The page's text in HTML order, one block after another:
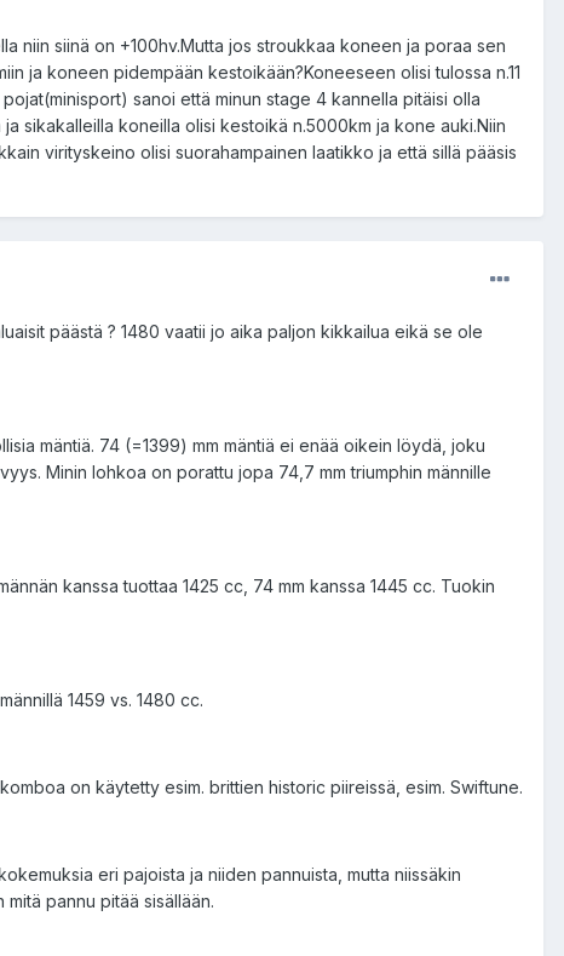
niin siinä on +100hv.Mutta jos stroukkaa koneen ja poraa sen
ja koneen pidempään kestoikään?Koneeseen olisi tulossa n.11
sanoi että minun stage 4 kannella pitäisi olla
sikakalleilla koneilla olisi kestoikä n.5000km ja kone auki.Niin
virityskeino olisi suorahampainen laatikko ja että sillä pääsis
päästä ? 1480 vaatii jo aika paljon kikkailua eikä se ole
mäntiä. 74 (=1399) mm mäntiä ei enää oikein löydä, joku
Minin lohkoa on porattu jopa 74,7 mm triumphin männille
kanssa tuottaa 1425 cc, 74 mm kanssa 1445 cc. Tuokin
1459 vs. 1480 cc.
on käytetty esim. brittien historic piireissä, esim. Swiftune.
eri pajoista ja niiden pannuista, mutta niissäkin
pannu pitää sisällään.